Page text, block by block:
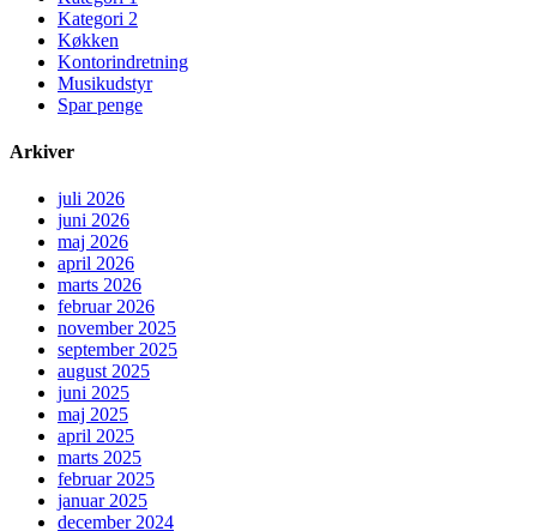
Kategori 2
Køkken
Kontorindretning
Musikudstyr
Spar penge
Arkiver
juli 2026
juni 2026
maj 2026
april 2026
marts 2026
februar 2026
november 2025
september 2025
august 2025
juni 2025
maj 2025
april 2025
marts 2025
februar 2025
januar 2025
december 2024